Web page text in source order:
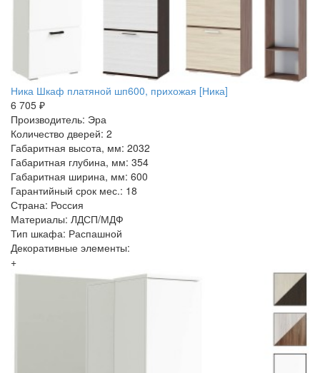
Ника Шкаф платяной шп600, прихожая [Ника]
6 705 ₽
Производитель: Эра
Количество дверей: 2
Габаритная высота, мм: 2032
Габаритная глубина, мм: 354
Габаритная ширина, мм: 600
Гарантийный срок мес.: 18
Страна: Россия
Материалы: ЛДСП/МДФ
Тип шкафа: Распашной
Декоративные элементы:
+